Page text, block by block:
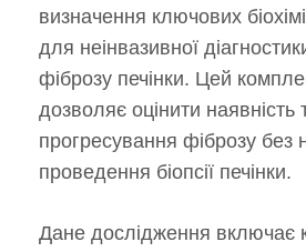
визначення ключових
для неінвазивної
фіброзу печінки. Цей
дозволяє оцінити наявність
прогресування фіброзу без
проведення біопсії печінки.
Дане дослідження включає